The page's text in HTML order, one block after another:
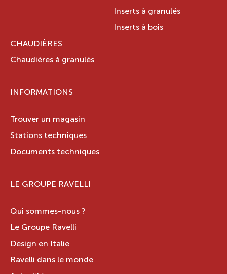
Inserts à granulés
Inserts à bois
CHAUDIÈRES
Chaudières à granulés
INFORMATIONS
Trouver un magasin
Stations techniques
Documents techniques
LE GROUPE RAVELLI
Qui sommes-nous ?
Le Groupe Ravelli
Design en Italie
Ravelli dans le monde